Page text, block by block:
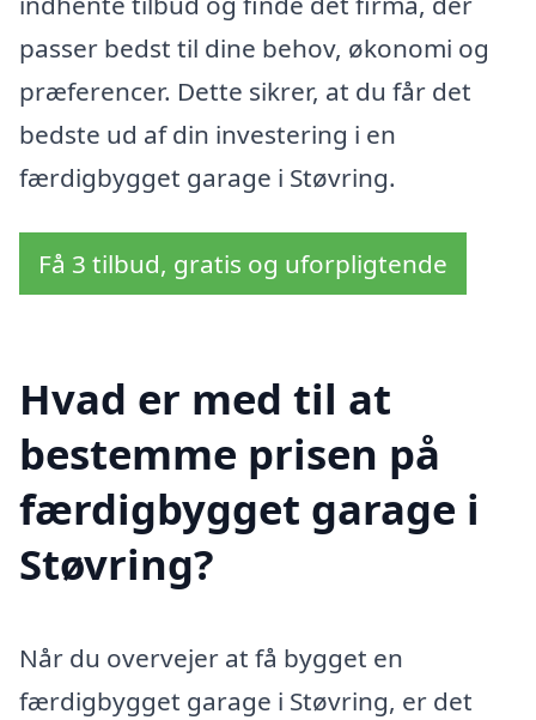
passer bedst til dine behov, økonomi og
præferencer. Dette sikrer, at du får det
bedste ud af din investering i en
færdigbygget garage i Støvring.
Få 3 tilbud, gratis og uforpligtende
Hvad er med til at
bestemme prisen på
færdigbygget garage i
Støvring?
Når du overvejer at få bygget en
færdigbygget garage i Støvring, er det